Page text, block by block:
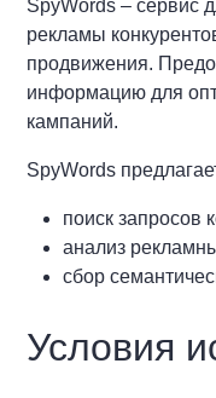
SpyWords – сервис
рекламы
продвижения.
информацию для
кампаний.
SpyWords
поиск запросов
анализ
сбор
Условия